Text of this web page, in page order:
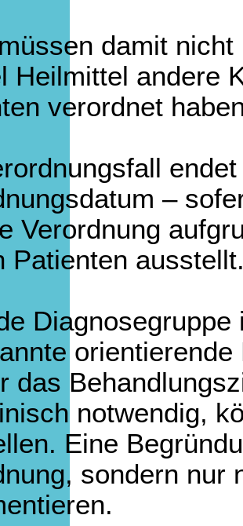
damit
Heilmittel andere
verordnet
–
Verordnung
Patienten
das
notwendig,
Eine
sondern nur